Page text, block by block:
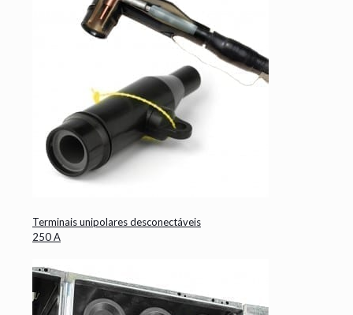
Terminais unipolares desconectáveis
250 A